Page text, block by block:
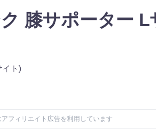
膝サポーター L
イト)
フィリエイト広告を利用しています